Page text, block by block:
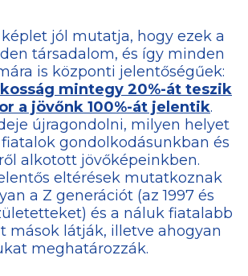
jól mutatja, hogy ezek a
társadalom, és így minden
is központi jelentőségűek:
mintegy 20%-át teszik
a jövőnk 100%-át jelentik.
újragondolni, milyen helyet
gondolkodásunkban és
alkotott jövőképeinkben.
eltérések mutatkoznak
a Z generációt (az 1997 és
és a náluk fiatalabb
mások látják, illetve ahogyan
meghatározzák.